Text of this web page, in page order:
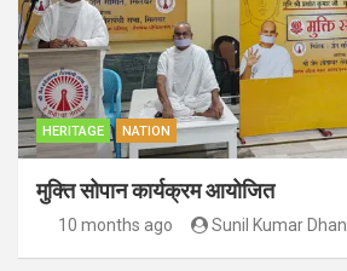
HERITAGE NATION
मुक्ति सोपान कार्यक्रम आयोजित
10 months ago Sunil Kumar